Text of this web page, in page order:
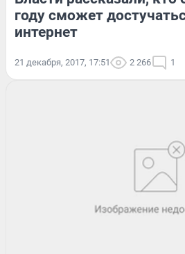
году сможет
интернет
21 декабря, 2017, 17:51 2 266 1